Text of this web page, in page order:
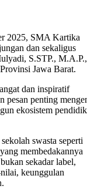
2025, SMA Kartika
dan sekaligus
S.STP., M.A.P.,
Jawa Barat.
dan inspiratif
pesan penting
ekosistem
swasta seperti
yang membedakannya
sekadar label,
keunggulan